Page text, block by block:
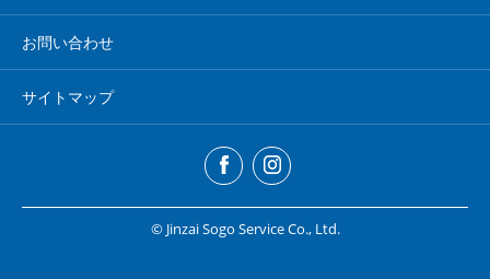
お問い合わせ
サイトマップ
© Jinzai Sogo Service Co., Ltd.